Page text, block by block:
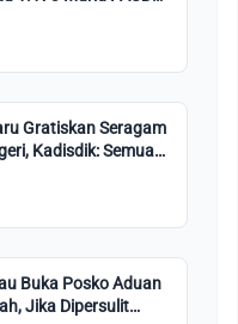
Gratiskan Seragam
Kadisdik: Semua
Buka Posko Aduan
Jika Dipersulit